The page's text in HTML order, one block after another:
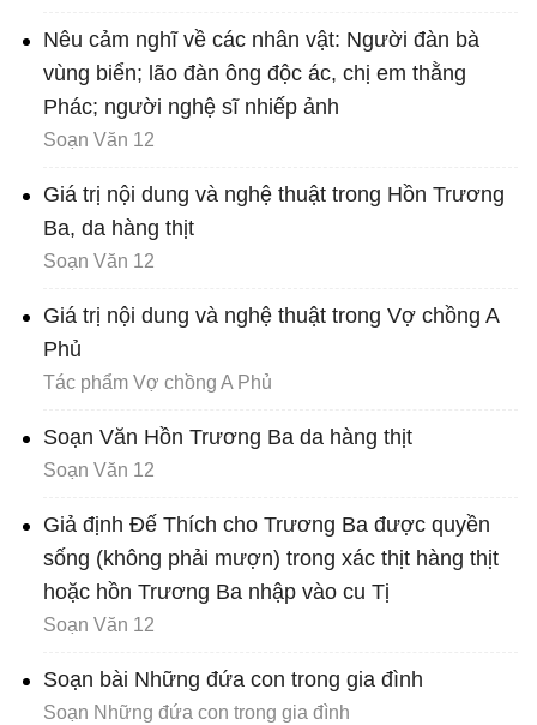
Nêu cảm nghĩ về các nhân vật: Người đàn bà
vùng biển; lão đàn ông độc ác, chị em thằng
Phác; người nghệ sĩ nhiếp ảnh
Soạn Văn 12
Giá trị nội dung và nghệ thuật trong Hồn Trương
Ba, da hàng thịt
Soạn Văn 12
Giá trị nội dung và nghệ thuật trong Vợ chồng A
Phủ
Tác phẩm Vợ chồng A Phủ
Soạn Văn Hồn Trương Ba da hàng thịt
Soạn Văn 12
Giả định Đế Thích cho Trương Ba được quyền
sống (không phải mượn) trong xác thịt hàng thịt
hoặc hồn Trương Ba nhập vào cu Tị
Soạn Văn 12
Soạn bài Những đứa con trong gia đình
Soạn Những đứa con trong gia đình